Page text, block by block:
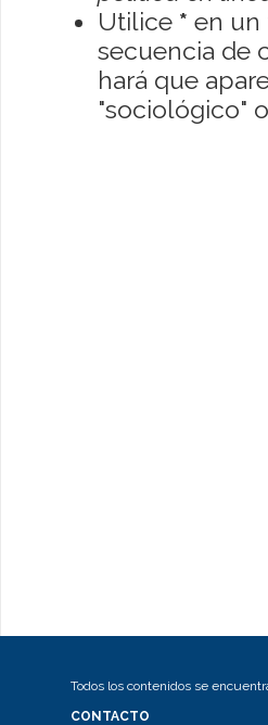
Utilice * en un
secuencia de
hará que
"sociológico"
Todos los contenidos se
CONTACTO